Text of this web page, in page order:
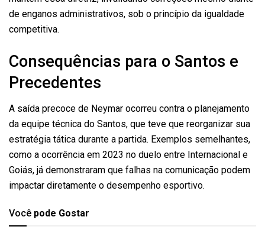
de enganos administrativos, sob o princípio da igualdade
competitiva.
Consequências para o Santos e
Precedentes
A saída precoce de Neymar ocorreu contra o planejamento
da equipe técnica do Santos, que teve que reorganizar sua
estratégia tática durante a partida. Exemplos semelhantes,
como a ocorrência em 2023 no duelo entre Internacional e
Goiás, já demonstraram que falhas na comunicação podem
impactar diretamente o desempenho esportivo.
Você pode Gostar